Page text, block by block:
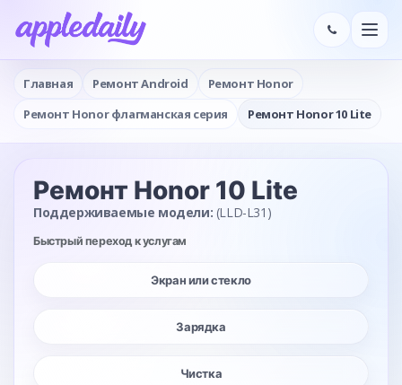
Главная Ремонт Android
Ремонт Honor
Ремонт Honor флагманская серия
Ремонт Honor 10 Lite
Ремонт Honor 10 Lite
Поддерживаемые модели: (LLD-L31)
Быстрый переход к услугам
Экран или стекло
Зарядка
Чистка